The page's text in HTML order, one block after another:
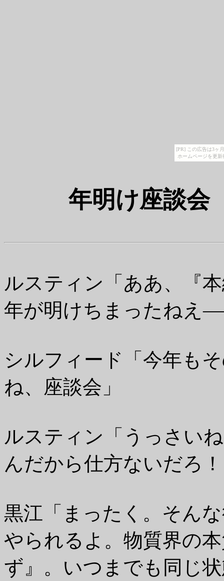
[PR] この広告は3ヶ
ホームページを更
年明け座談
ルスティン「ああ、『
年が明けちまったねえ
シルフィード「今年も
ね、座談会」
ルスティン「うっさい
んだから仕方ないだろ
黒江「まったく。そん
やられるよ。物質界の
ず』。いつまでも同じ